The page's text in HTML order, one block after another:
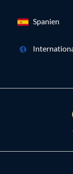
Spanien